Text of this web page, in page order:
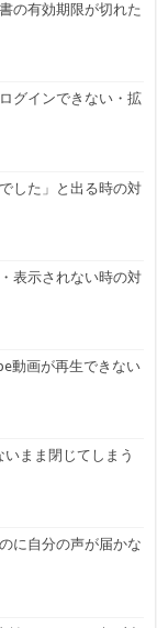
の有効期限が切れた
グインできない・拡
した」と出る時の対
表示されない時の対
動画が再生できない
まま閉じてしまう
に自分の声が届かな